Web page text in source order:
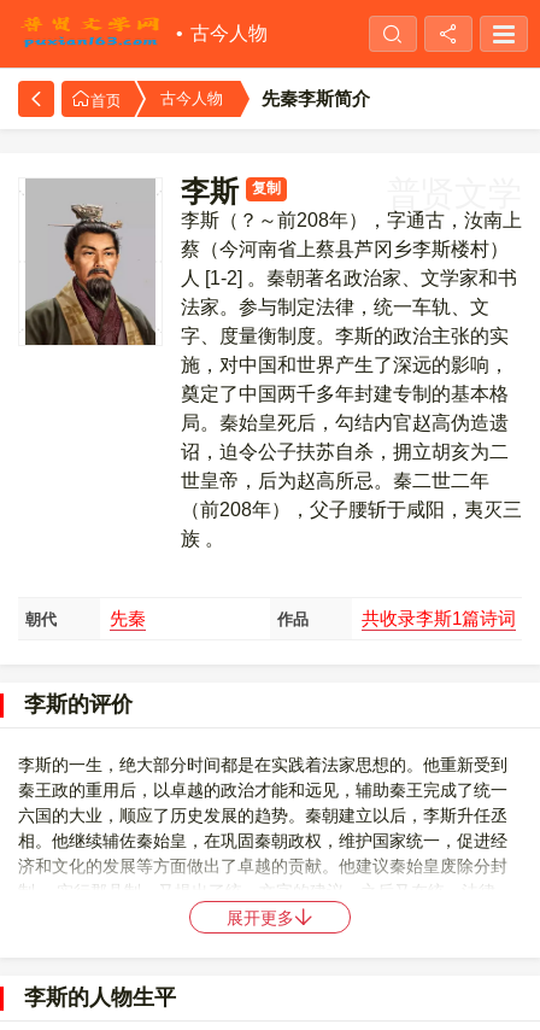
古今人物
首页 古今人物 先秦李斯简介
李斯 复制
李斯（？～前208年），字通古，汝南上
蔡（今河南省上蔡县芦冈乡李斯楼村）
人 [1-2] 。秦朝著名政治家、文学家和书
法家。参与制定法律，统一车轨、文
字、度量衡制度。李斯的政治主张的实
施，对中国和世界产生了深远的影响，
奠定了中国两千多年封建专制的基本格
局。秦始皇死后，勾结内官赵高伪造遗
诏，迫令公子扶苏自杀，拥立胡亥为二
世皇帝，后为赵高所忌。秦二世二年
（前208年），父子腰斩于咸阳，夷灭三
族 。
朝代 先秦 作品 共收录李斯1篇诗词
李斯的评价
李斯的一生，绝大部分时间都是在实践着法家思想的。他重新受到
秦王政的重用后，以卓越的政治才能和远见，辅助秦王完成了统一
六国的大业，顺应了历史发展的趋势。秦朝建立以后，李斯升任丞
相。他继续辅佐秦始皇，在巩固秦朝政权，维护国家统一，促进经
济和文化的发展等方面做出了卓越的贡献。他建议秦始皇废除分封
制， 实行郡县制。又提出了统一文字的建议，之后又在统一法律、
货币、度量衡和车轨等方面付出了巨大努力。这些措施，都是以法
一个完全的执行者。并且，此时的李斯，已经彻底蜕变，他写《督
展开更多
李斯的人物生平